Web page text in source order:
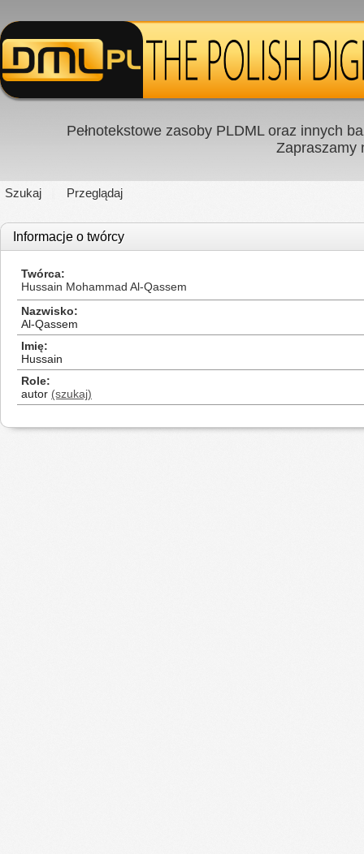
Pełnotekstowe zasoby PLDML oraz innych
Zapraszamy
Szukaj Przeglądaj
Informacje o twórcy
Twórca
Hussain Mohammad Al-Qassem
Nazwisko
Al-Qassem
Imię
Hussain
Role
autor (szukaj)